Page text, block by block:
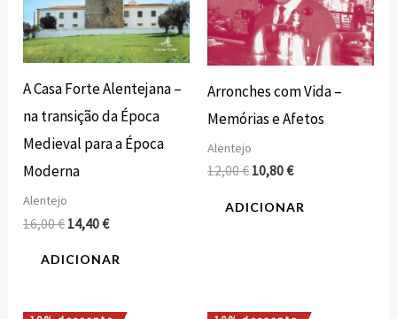
A Casa Forte Alentejana –
na transição da Época
Medieval para a Época
Moderna
Alentejo
16,00€ 14,40€
ADICIONAR
Arronches com Vida –
Memórias e Afetos
Alentejo
12,00€ 10,80€
ADICIONAR